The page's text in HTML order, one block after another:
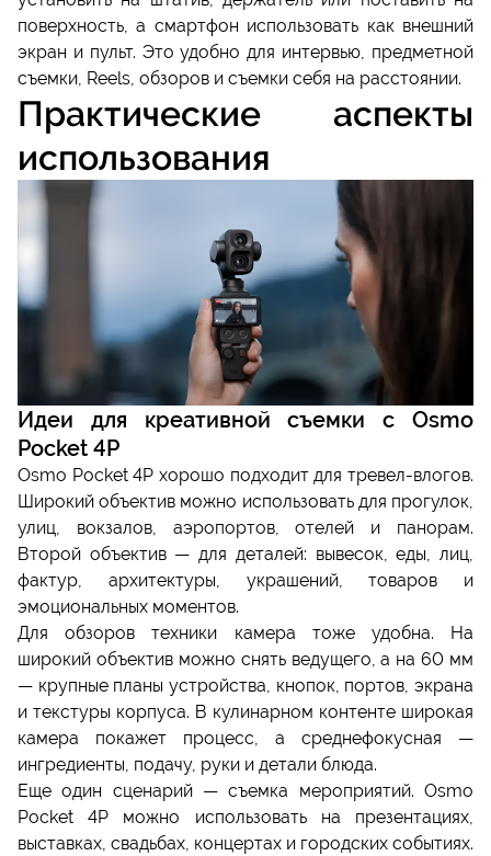
поверхность, а смартфон использовать как внешний
экран и пульт. Это удобно для интервью, предметной
съемки, Reels, обзоров и съемки себя на расстоянии.
Практические аспекты
использования
Идеи для креативной съемки с Osmo
Pocket 4P
Osmo Pocket 4P хорошо подходит для тревел-влогов.
Широкий объектив можно использовать для прогулок,
улиц, вокзалов, аэропортов, отелей и панорам.
Второй объектив — для деталей: вывесок, еды, лиц,
фактур, архитектуры, украшений, товаров и
эмоциональных моментов.
Для обзоров техники камера тоже удобна. На
широкий объектив можно снять ведущего, а на 60 мм
— крупные планы устройства, кнопок, портов, экрана
и текстуры корпуса. В кулинарном контенте широкая
камера покажет процесс, а среднефокусная —
ингредиенты, подачу, руки и детали блюда.
Еще один сценарий — съемка мероприятий. Osmo
Pocket 4P можно использовать на презентациях,
выставках, свадьбах, концертах и городских событиях.